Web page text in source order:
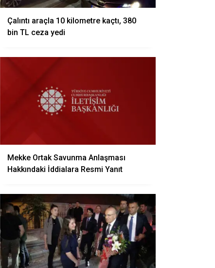
Çalıntı araçla 10 kilometre kaçtı, 380
bin TL ceza yedi
Mekke Ortak Savunma Anlaşması
Hakkındaki İddialara Resmi Yanıt